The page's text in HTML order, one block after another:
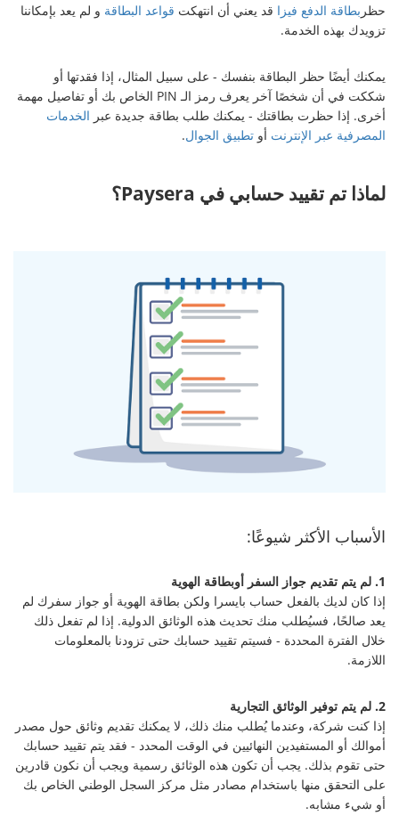
حظر بطاقة الدفع فيزا قد يعني أن انتهكت قواعد البطاقة و لم يعد بإمكاننا
تزويدك بهذه الخدمة.
يمكنك أيضًا حظر البطاقة بنفسك - على سبيل المثال، إذا فقدتها أو
شككت في أن شخصًا آخر يعرف رمز الـ PIN الخاص بك أو تفاصيل مهمة
أخرى. إذا حظرت بطاقتك - يمكنك طلب بطاقة جديدة عبر الخدمات
المصرفية عبر الإنترنت أو تطبيق الجوال.
لماذا تم تقييد حسابي في Paysera؟
الأسباب الأكثر شيوعًا:
1. لم يتم تقديم جواز السفر أوبطاقة الهوية
إذا كان لديك بالفعل حساب بايسرا ولكن بطاقة الهوية أو جواز سفرك لم
يعد صالحًا، فسيُطلب منك تحديث هذه الوثائق الدولية. إذا لم تفعل ذلك
خلال الفترة المحددة - فسيتم تقييد حسابك حتى تزودنا بالمعلومات
اللازمة.
2. لم يتم توفير الوثائق التجارية
إذا كنت شركة، وعندما يُطلب منك ذلك، لا يمكنك تقديم وثائق حول مصدر
أموالك أو المستفيدين النهائيين في الوقت المحدد - فقد يتم تقييد حسابك
حتى تقوم بذلك. يجب أن تكون هذه الوثائق رسمية ويجب أن نكون قادرين
على التحقق منها باستخدام مصادر مثل مركز السجل الوطني الخاص بك
أو شيء مشابه.